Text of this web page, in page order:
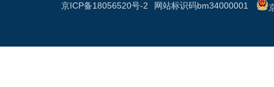
网站标识码bm34000001
京ICP备18056520号-2